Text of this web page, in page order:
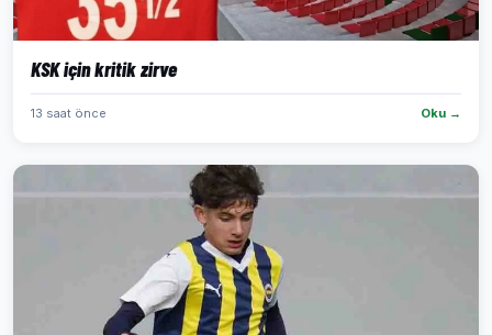
KSK için kritik zirve
13 saat önce Oku →